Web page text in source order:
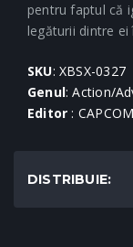
pentru faptul că
legăturii dintre ei
SKU: XBSX-0327
Genul: Action/
Editor : CAPCOM
DISTRIBUIE: